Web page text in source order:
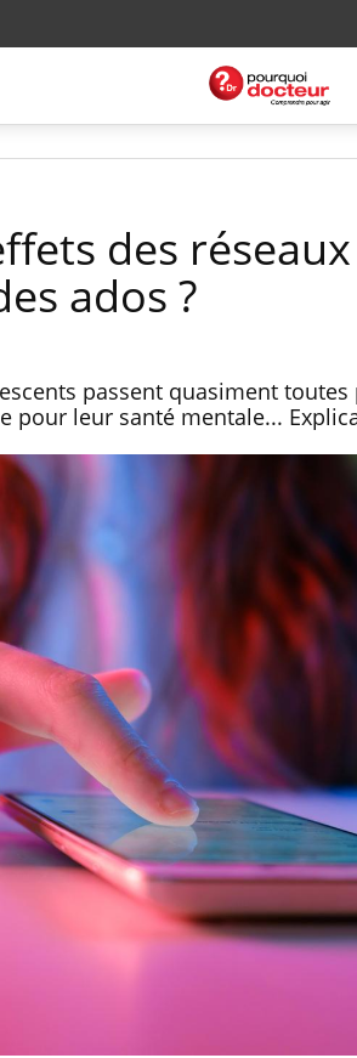
des
ados ?
passent quasiment toutes
pour leur santé mentale...